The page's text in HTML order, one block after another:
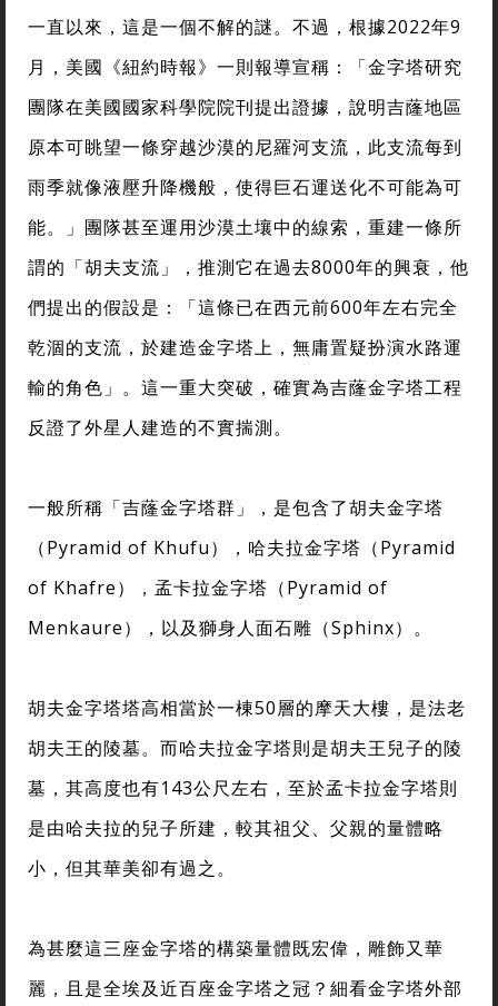
一直以來，這是一個不解的謎。不過，根據2022年9
月，美國《紐約時報》一則報導宣稱：「金字塔研究
團隊在美國國家科學院院刊提出證據，說明吉蕯地區
原本可眺望一條穿越沙漠的尼羅河支流，此支流每到
雨季就像液壓升降機般，使得巨石運送化不可能為可
能。」團隊甚至運用沙漠土壤中的線索，重建一條所
謂的「胡夫支流」，推測它在過去8000年的興衰，他
們提出的假設是：「這條已在西元前600年左右完全
乾涸的支流，於建造金字塔上，無庸置疑扮演水路運
輸的角色」。這一重大突破，確實為吉蕯金字塔工程
反證了外星人建造的不實揣測。
一般所稱「吉蕯金字塔群」，是包含了胡夫金字塔
（Pyramid of Khufu），哈夫拉金字塔（Pyramid
of Khafre），孟卡拉金字塔（Pyramid of
Menkaure），以及獅身人面石雕（Sphinx）。
胡夫金字塔塔高相當於一棟50層的摩天大樓，是法老
胡夫王的陵墓。而哈夫拉金字塔則是胡夫王兒子的陵
墓，其高度也有143公尺左右，至於孟卡拉金字塔則
是由哈夫拉的兒子所建，較其祖父、父親的量體略
小，但其華美卻有過之。
為甚麼這三座金字塔的構築量體既宏偉，雕飾又華
麗，且是全埃及近百座金字塔之冠？細看金字塔外部